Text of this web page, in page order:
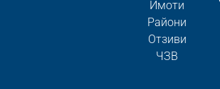
Имоти
Райони
Отзиви
ЧЗВ